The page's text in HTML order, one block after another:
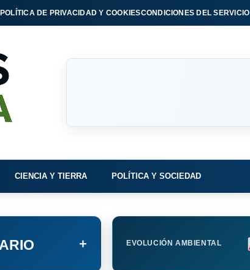
POLÍTICA DE PRIVACIDAD Y COOKIESCONDICIONES DEL SERVICIO
CIENCIA Y TIERRA POLÍTICA Y SOCIEDAD
+ EVOLUCIÓN AMBIENTAL